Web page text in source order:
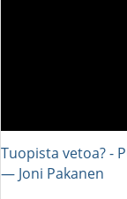
Tuopista vetoa? -
― Joni Pakanen